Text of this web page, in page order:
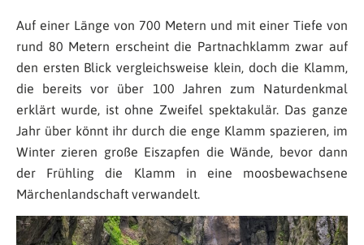
Auf einer Länge von 700 Metern und mit einer Tiefe von
rund 80 Metern erscheint die Partnachklamm zwar auf
den ersten Blick vergleichsweise klein, doch die Klamm,
die bereits vor über 100 Jahren zum Naturdenkmal
erklärt wurde, ist ohne Zweifel spektakulär. Das ganze
Jahr über könnt ihr durch die enge Klamm spazieren, im
Winter zieren große Eiszapfen die Wände, bevor dann
der Frühling die Klamm in eine moosbewachsene
Märchenlandschaft verwandelt.